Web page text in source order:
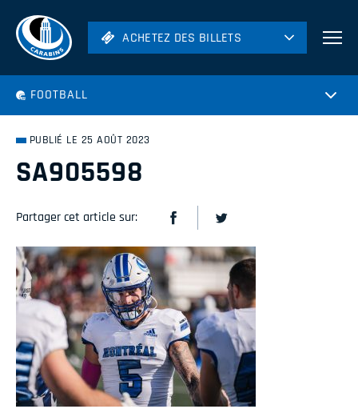
ACHETEZ DES BILLETS
ACHETEZ DES BILLETS
FOOTBALL
PUBLIÉ LE 25 AOÛT 2023
SA905598
Partager cet article sur: